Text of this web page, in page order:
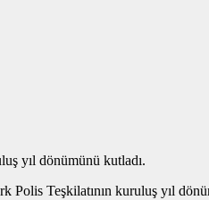
yıl dönümünü kutladı.
Polis Teşkilatının kuruluş yıl